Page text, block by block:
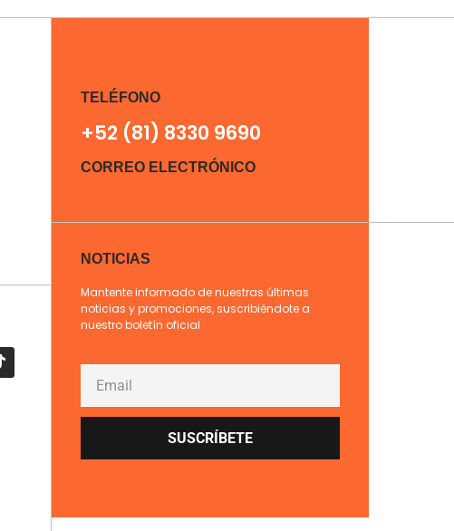
TELÉFONO
+52 (81) 8330 9690
CORREO ELECTRÓNICO
NOTICIAS
Mantente informado de nuestras últimas
noticias y promociones, suscribiéndote a
nuestro boletín oficial
SUSCRÍBETE